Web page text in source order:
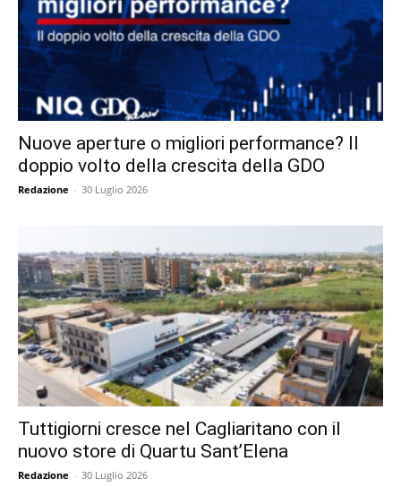
Nuove aperture o migliori performance? Il
doppio volto della crescita della GDO
Redazione - 30 Luglio 2026
Tuttigiorni cresce nel Cagliaritano con il
nuovo store di Quartu Sant’Elena
Redazione - 30 Luglio 2026